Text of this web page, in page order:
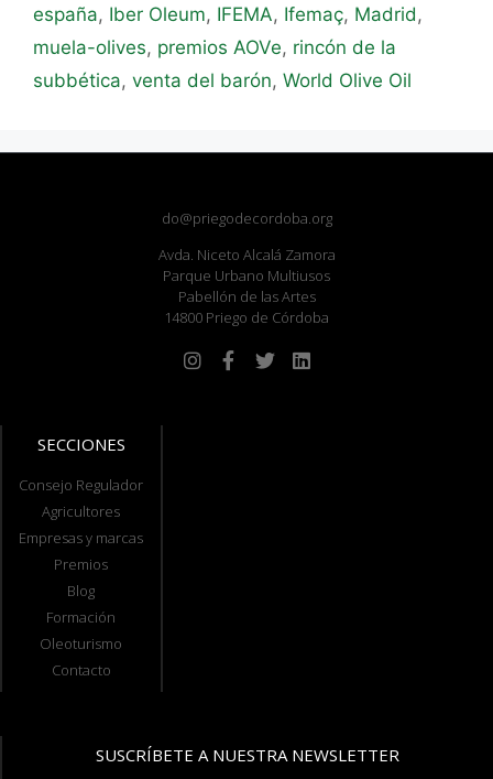
españa, Iber Oleum, IFEMA, Ifemaç, Madrid,
muela-olives, premios AOVe, rincón de la
subbética, venta del barón, World Olive Oil
do@priegodecordoba.org
Avda. Niceto Alcalá Zamora
Parque Urbano Multiusos
Pabellón de las Artes
14800 Priego de Córdoba
SECCIONES
Consejo Regulador
Agricultores
Empresas y marcas
Premios
Blog
Formación
Oleoturismo
Contacto
SUSCRÍBETE A NUESTRA NEWSLETTER